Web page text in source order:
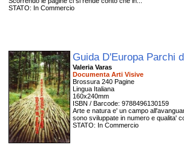
STATO: In Commercio
Guida D'Europa Parchi
Valeria Varas
Documenta Arti Visive
Brossura 240 Pagine
Lingua Italiana
160x240mm
ISBN / Barcode: 9788496130159
Arte e natura e' un campo
sono sviluppate in numero e qualita'
STATO: In Commercio